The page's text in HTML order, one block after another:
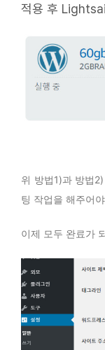
적용 후
위 방법1)과 방법
팅 작업을 해주어
이제 모두 완료가